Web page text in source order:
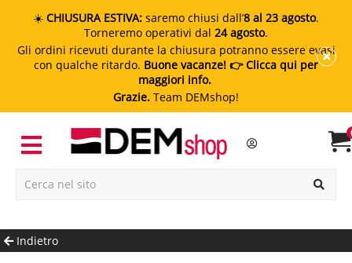
☀️ CHIUSURA ESTIVA: saremo chiusi dall’8 al 23 agosto.
Torneremo operativi dal 24 agosto.
Gli ordini ricevuti durante la chiusura potranno essere evasi
con qualche ritardo. Buone vacanze! 👉 Clicca qui per
maggiori info.
Grazie. Team DEMshop!
Indietro